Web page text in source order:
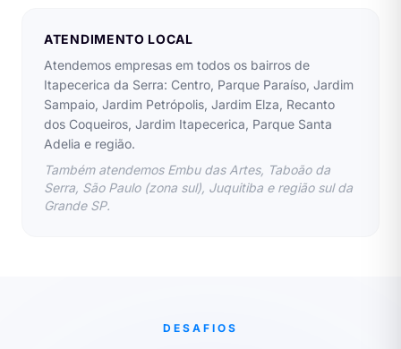
ATENDIMENTO LOCAL
Atendemos empresas em todos os bairros de
Itapecerica da Serra: Centro, Parque Paraíso, Jardim
Sampaio, Jardim Petrópolis, Jardim Elza, Recanto
dos Coqueiros, Jardim Itapecerica, Parque Santa
Adelia e região.
Também atendemos Embu das Artes, Taboão da
Serra, São Paulo (zona sul), Juquitiba e região sul da
Grande SP.
DESAFIOS